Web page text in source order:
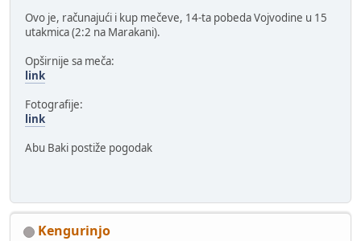
Ovo je, računajući i kup mečeve, 14-ta pobeda Vojvodine u 15
utakmica (2:2 na Marakani).
Opširnije sa meča:
link
Fotografije:
link
Abu Baki postiže pogodak
Kengurinjo